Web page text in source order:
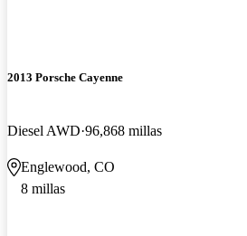
2013 Porsche Cayenne
Diesel AWD 96,868 millas
Englewood, CO
8 millas